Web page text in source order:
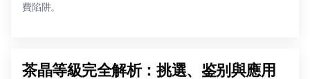
費陷阱。
茶晶等級完全解析：挑選、鉴别與應用